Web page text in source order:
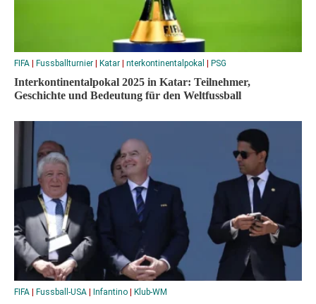
FIFA | Fussballturnier | Katar | nterkontinentalpokal | PSG
Interkontinentalpokal 2025 in Katar: Teilnehmer,
Geschichte und Bedeutung für den Weltfussball
FIFA Fussball-USA Infantino Klub-WM